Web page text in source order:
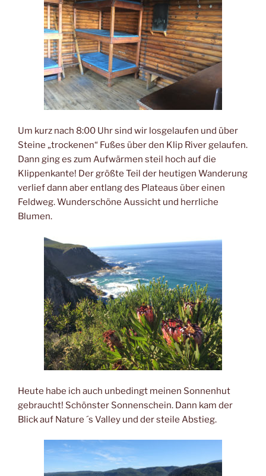
Um kurz nach 8:00 Uhr sind wir losgelaufen und über
Steine „trockenen“ Fußes über den Klip River gelaufen.
Dann ging es zum Aufwärmen steil hoch auf die
Klippenkante! Der größte Teil der heutigen Wanderung
verlief dann aber entlang des Plateaus über einen
Feldweg. Wunderschöne Aussicht und herrliche
Blumen.
Heute habe ich auch unbedingt meinen Sonnenhut
gebraucht! Schönster Sonnenschein. Dann kam der
Blick auf Nature ´s Valley und der steile Abstieg.